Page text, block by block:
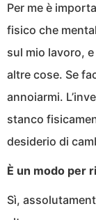
Per me è
fisico che
sul mio lavoro,
altre cose. Se
annoiarmi.
stanco
desiderio di
È un modo per
Sì,